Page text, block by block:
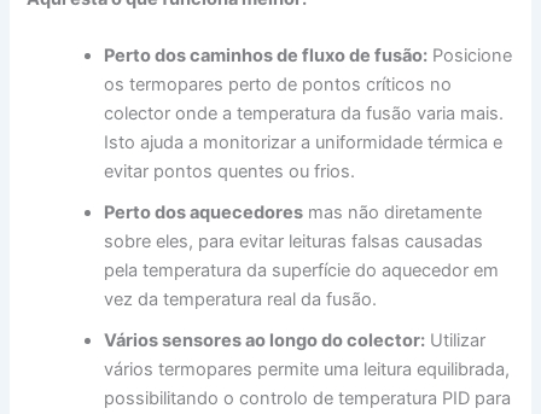
Perto dos caminhos de fluxo de fusão: Posicione
os termopares perto de pontos críticos no
colector onde a temperatura da fusão varia mais.
Isto ajuda a monitorizar a uniformidade térmica e
evitar pontos quentes ou frios.
Perto dos aquecedores mas não diretamente
sobre eles, para evitar leituras falsas causadas
pela temperatura da superfície do aquecedor em
vez da temperatura real da fusão.
Vários sensores ao longo do colector: Utilizar
vários termopares permite uma leitura equilibrada,
possibilitando o controlo de temperatura PID para